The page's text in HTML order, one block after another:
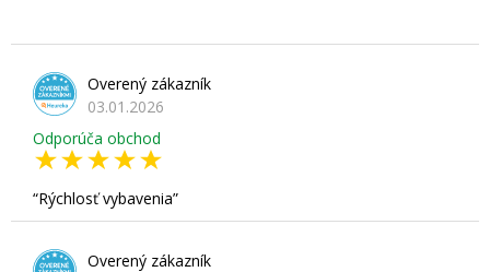
Overený zákazník
03.01.2026
Odporúča obchod
Rýchlosť vybavenia
Overený zákazník